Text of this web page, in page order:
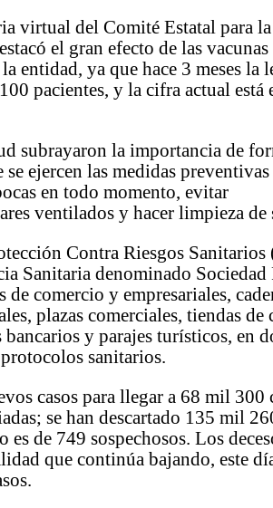
virtual del Comité Estatal para
el gran efecto de las
entidad, ya que hace 3 meses la
pacientes, y la cifra actual está
subrayaron la importancia de
ejercen las medidas
en todo momento, evitar
ventilados y hacer limpieza
Contra Riesgos
Sanitaria denominado Sociedad
de comercio y empresariales,
plazas comerciales, tiendas
y parajes turísticos, en
sanitarios.
casos para llegar a 68 mil
se han descartado 135 mil
es de 749 sospechosos. Los
que continúa bajando, este